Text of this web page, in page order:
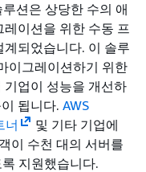
션은 상당한 수의 애
이션을 위한 수동 프
되었습니다. 이 솔루
이그레이션하기 위한
업이 성능을 개선하
됩니다. AWS
너
및 기타 기업에
이 수천 대의 서버를
지원했습니다.